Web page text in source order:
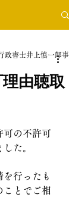
由聴取
政書士井上慎一郎事
可の不許可
た。
行ったも
ことでご相